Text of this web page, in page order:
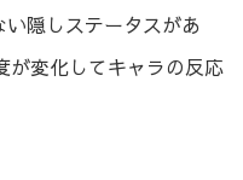
隠しステータスがあ
が変化してキャラの反応